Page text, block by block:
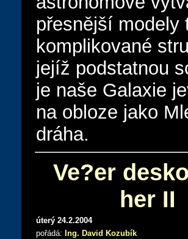
přesnější modely
komplikované
jejíž podstatnou
je naše Galaxie
na obloze jako
dráha.
Ve?er
her II
úterý 24.2.2004
pořádá: Ing. David Kozubík